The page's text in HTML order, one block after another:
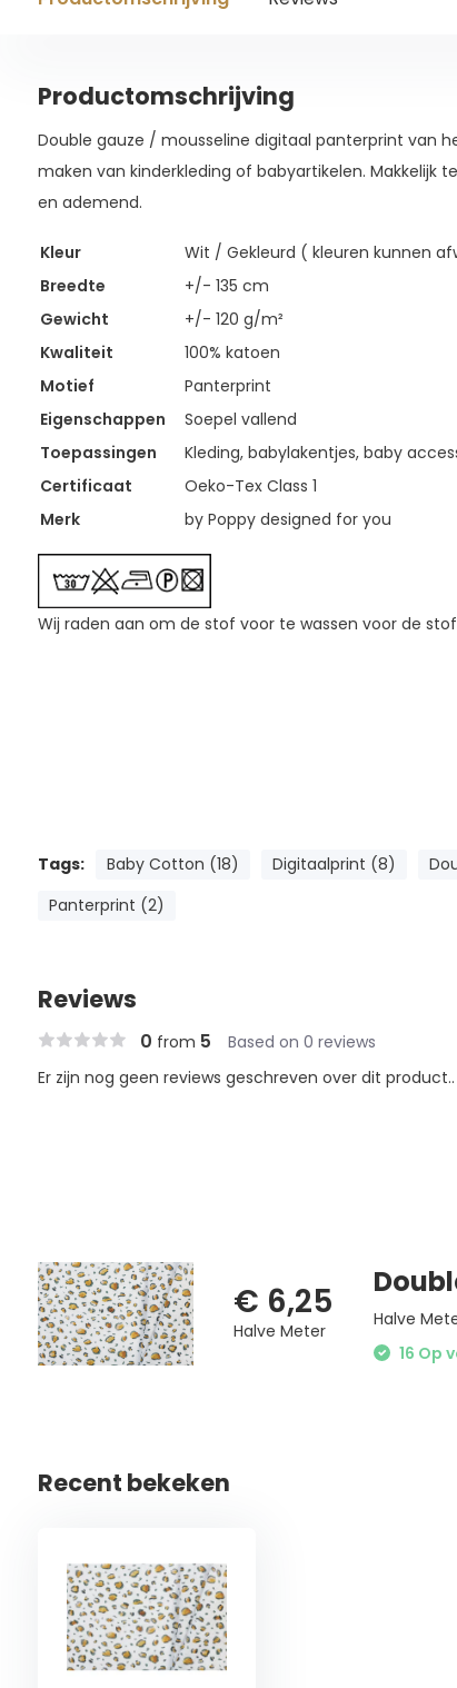
Productomschrijving
Double gauze / mousseline digitaal panterprint van
maken van kinderkleding of babyartikelen. Makkelijk
en ademend.
Kleur
Wit / Gekleurd ( kleuren kunnen
Breedte
+/- 135 cm
Gewicht
+/- 120 g/m²
Kwaliteit
100% katoen
Motief
Panterprint
Eigenschappen
Soepel vallend
Toepassingen
Kleding, babylakentjes, baby
Certificaat
Oeko-Tex Class 1
Merk
by Poppy designed for you
Wij raden aan om de stof voor te wassen voor de
Tags: Baby Cotton (18) Digitaalprint (8)
Panterprint (2)
Reviews
0 from 5 Based on 0 reviews
Er zijn nog geen reviews geschreven over dit product..
€ 6,25
Halve Meter
Halve
16 Op
Recent bekeken